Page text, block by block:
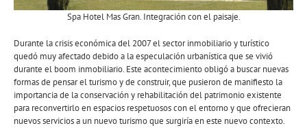
Spa Hotel Mas Gran. Integración con el paisaje.
Durante la crisis económica del 2007 el sector inmobiliario y turístico
quedó muy afectado debido a la especulación urbanística que se vivió
durante el boom inmobiliario. Este acontecimiento obligó a buscar nuevas
formas de pensar el turismo y de construir, que pusieron de manifiesto la
importancia de la conservación y rehabilitación del patrimonio existente
para reconvertirlo en espacios respetuosos con el entorno y que ofrecieran
nuevos servicios a un nuevo turismo que surgiría en este nuevo contexto.